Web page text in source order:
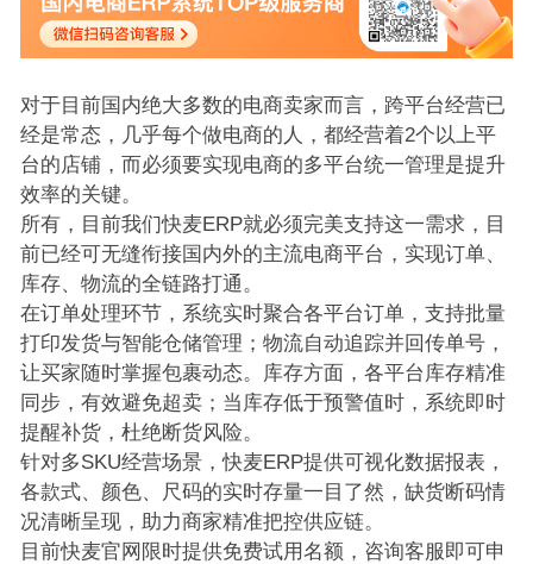
对于目前国内绝大多数的电商卖家而言，跨平台经营已
经是常态，几乎每个做电商的人，都经营着2个以上平
台的店铺，而必须要实现电商的多平台统一管理是提升
效率的关键。
所有，目前我们快麦ERP就必须完美支持这一需求，目
前已经可无缝衔接国内外的主流电商平台，实现订单、
库存、物流的全链路打通。
在订单处理环节，系统实时聚合各平台订单，支持批量
打印发货与智能仓储管理；物流自动追踪并回传单号，
让买家随时掌握包裹动态。库存方面，各平台库存精准
同步，有效避免超卖；当库存低于预警值时，系统即时
提醒补货，杜绝断货风险。
针对多SKU经营场景，快麦ERP提供可视化数据报表，
各款式、颜色、尺码的实时存量一目了然，缺货断码情
况清晰呈现，助力商家精准把控供应链。
目前快麦官网限时提供免费试用名额，咨询客服即可申